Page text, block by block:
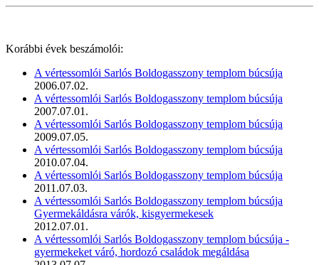
Korábbi évek beszámolói:
A vértessomlói Sarlós Boldogasszony templom búcsúja
2006.07.02.
A vértessomlói Sarlós Boldogasszony templom búcsúja
2007.07.01.
A vértessomlói Sarlós Boldogasszony templom búcsúja
2009.07.05.
A vértessomlói Sarlós Boldogasszony templom búcsúja
2010.07.04.
A vértessomlói Sarlós Boldogasszony templom búcsúja
2011.07.03.
A vértessomlói Sarlós Boldogasszony templom búcsúja
Gyermekáldásra várók, kisgyermekesek
2012.07.01.
A vértessomlói Sarlós Boldogasszony templom búcsúja -
gyermekeket váró, hordozó családok megáldása